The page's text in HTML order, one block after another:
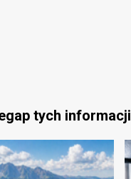
tych informacji